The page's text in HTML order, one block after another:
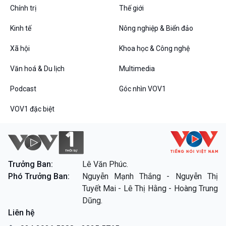
VOV1 đặc biệt
Chân dung cuộc sống
Chính trị Thế giới
Kinh tế Nông nghiệp & Biển đảo
Xã hội Khoa học & Công nghệ
Văn hoá & Du lịch Multimedia
Podcast Góc nhìn VOV1
VOV1 đặc biệt
Trưởng Ban:
Lê Văn Phúc.
Phó Trưởng Ban:
Nguyễn Mạnh Thắng - Nguyễn Thị
Tuyết Mai - Lê Thị Hằng - Hoàng Trung
Dũng.
Liên hệ